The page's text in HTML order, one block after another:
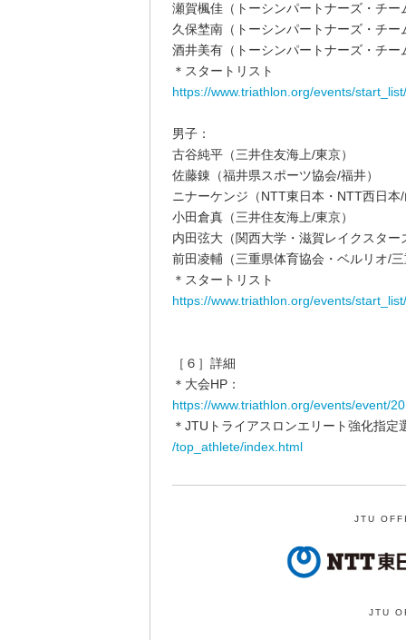
瀬賀楓佳（トーシンパートナーズ・チー
久保埜南（トーシンパートナーズ・チー
酒井美有（トーシンパートナーズ・チー
＊スタートリスト
https://www.triathlon.org/events/
男子：
古谷純平（三井住友海上/東京）
佐藤錬（福井県スポーツ協会/福井）
ニナーケンジ（NTT東日本・NTT西日本
小田倉真（三井住友海上/東京）
内田弦大（関西大学・滋賀レイクスター
前田凌輔（三重県体育協会・ベルリオ/
＊スタートリスト
https://www.triathlon.org/events/
［６］詳細
＊大会HP：
https://www.triathlon.org/events/event/
＊JTUトライアスロンエリート強化指定
/top_athlete/index.html
JTU
JTU